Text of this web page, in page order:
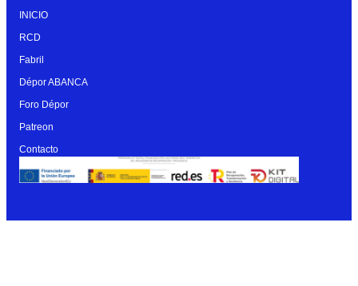
INICIO
RCD
Fabril
Dépor ABANCA
Foro Dépor
Patreon
Contacto